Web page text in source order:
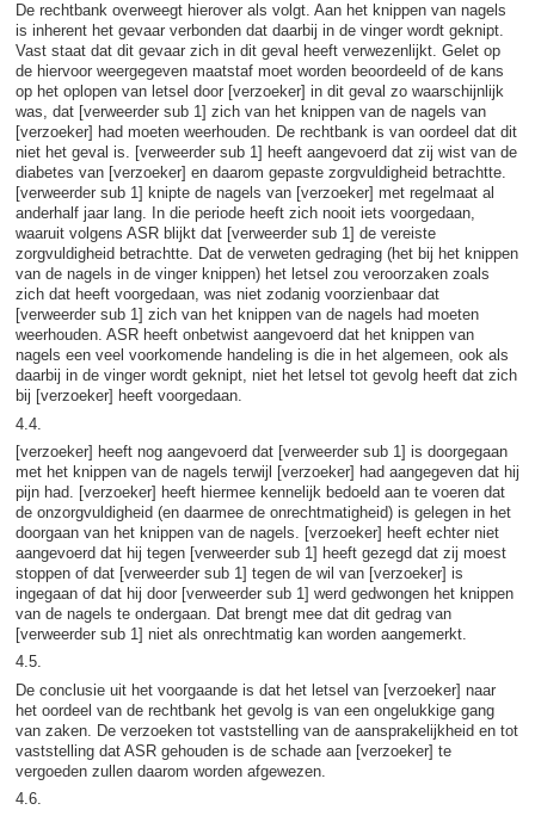
De rechtbank overweegt hierover als volgt. Aan het knippen van nagels
is inherent het gevaar verbonden dat daarbij in de vinger wordt geknipt.
Vast staat dat dit gevaar zich in dit geval heeft verwezenlijkt. Gelet op
de hiervoor weergegeven maatstaf moet worden beoordeeld of de kans
op het oplopen van letsel door [verzoeker] in dit geval zo waarschijnlijk
was, dat [verweerder sub 1] zich van het knippen van de nagels van
[verzoeker] had moeten weerhouden. De rechtbank is van oordeel dat dit
niet het geval is. [verweerder sub 1] heeft aangevoerd dat zij wist van de
diabetes van [verzoeker] en daarom gepaste zorgvuldigheid betrachtte.
[verweerder sub 1] knipte de nagels van [verzoeker] met regelmaat al
anderhalf jaar lang. In die periode heeft zich nooit iets voorgedaan,
waaruit volgens ASR blijkt dat [verweerder sub 1] de vereiste
zorgvuldigheid betrachtte. Dat de verweten gedraging (het bij het knippen
van de nagels in de vinger knippen) het letsel zou veroorzaken zoals
zich dat heeft voorgedaan, was niet zodanig voorzienbaar dat
[verweerder sub 1] zich van het knippen van de nagels had moeten
weerhouden. ASR heeft onbetwist aangevoerd dat het knippen van
nagels een veel voorkomende handeling is die in het algemeen, ook als
daarbij in de vinger wordt geknipt, niet het letsel tot gevolg heeft dat zich
bij [verzoeker] heeft voorgedaan.
4.4.
[verzoeker] heeft nog aangevoerd dat [verweerder sub 1] is doorgegaan
met het knippen van de nagels terwijl [verzoeker] had aangegeven dat hij
pijn had. [verzoeker] heeft hiermee kennelijk bedoeld aan te voeren dat
de onzorgvuldigheid (en daarmee de onrechtmatigheid) is gelegen in het
doorgaan van het knippen van de nagels. [verzoeker] heeft echter niet
aangevoerd dat hij tegen [verweerder sub 1] heeft gezegd dat zij moest
stoppen of dat [verweerder sub 1] tegen de wil van [verzoeker] is
ingegaan of dat hij door [verweerder sub 1] werd gedwongen het knippen
van de nagels te ondergaan. Dat brengt mee dat dit gedrag van
[verweerder sub 1] niet als onrechtmatig kan worden aangemerkt.
4.5.
De conclusie uit het voorgaande is dat het letsel van [verzoeker] naar
het oordeel van de rechtbank het gevolg is van een ongelukkige gang
van zaken. De verzoeken tot vaststelling van de aansprakelijkheid en tot
vaststelling dat ASR gehouden is de schade aan [verzoeker] te
vergoeden zullen daarom worden afgewezen.
4.6.